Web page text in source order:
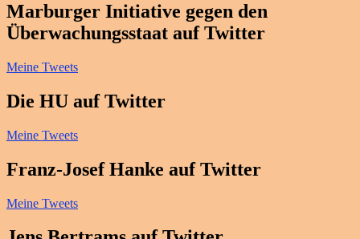
Marburger Initiative gegen den
Überwachungsstaat auf Twitter
Meine Tweets
Die HU auf Twitter
Meine Tweets
Franz-Josef Hanke auf Twitter
Meine Tweets